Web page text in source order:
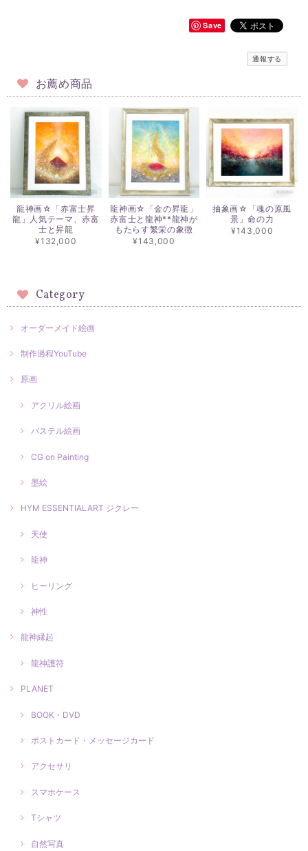
Save
通報する
お薦め商品
龍神画☆「赤富士昇
龍」人気テーマ、赤富
士と昇龍
¥132,000
龍神画☆「金の昇龍」
赤富士と龍神**龍神が
もたらす繁栄の象徴
¥143,000
抽象画☆「魂の原風
景」命の力
¥143,000
Category
オーダーメイド絵画
制作過程YouTube
原画
アクリル絵画
パステル絵画
CG on Painting
墨絵
HYM ESSENTIALART ジクレー
天使
龍神
ヒーリング
神性
龍神縁起
龍神護符
PLANET
BOOK・DVD
ポストカード・メッセージカード
アクセサリ
スマホケース
Tシャツ
自然写真